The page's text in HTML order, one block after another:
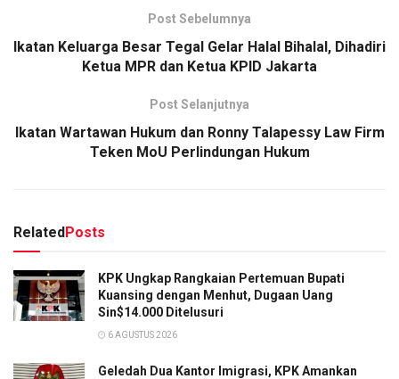
Post Sebelumnya
Ikatan Keluarga Besar Tegal Gelar Halal Bihalal, Dihadiri
Ketua MPR dan Ketua KPID Jakarta
Post Selanjutnya
Ikatan Wartawan Hukum dan Ronny Talapessy Law Firm
Teken MoU Perlindungan Hukum
RelatedPosts
KPK Ungkap Rangkaian Pertemuan Bupati
Kuansing dengan Menhut, Dugaan Uang
Sin$14.000 Ditelusuri
6 AGUSTUS 2026
Geledah Dua Kantor Imigrasi, KPK Amankan